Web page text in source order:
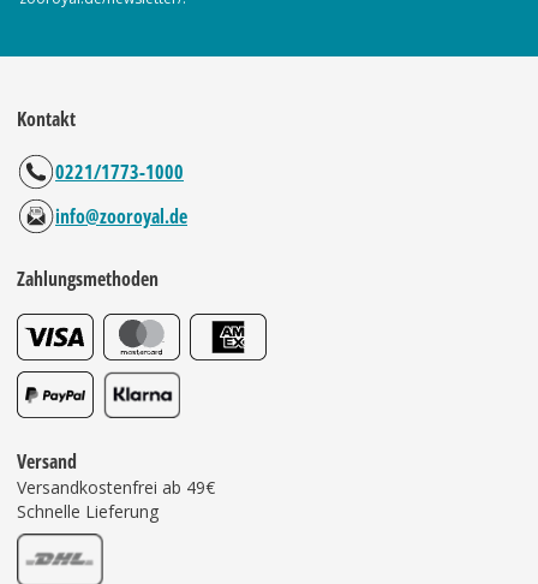
Kontakt
0221/1773-1000
info@zooroyal.de
Zahlungsmethoden
Versand
Versandkostenfrei ab 49€
Schnelle Lieferung